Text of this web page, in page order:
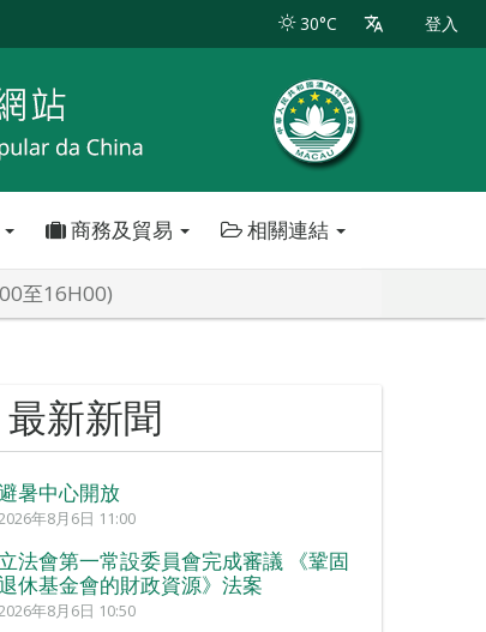
30°C 登入
商務及貿易 相關連結
至16H00)
最新新聞
暑中心開放
年8月6日 11:00
立法會第一常設委員會完成審議 《鞏固
休基金會的財政資源》法案
年8月6日 10:50